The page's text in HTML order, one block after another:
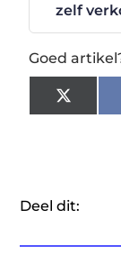
zelf
Goed
X
Deel dit: